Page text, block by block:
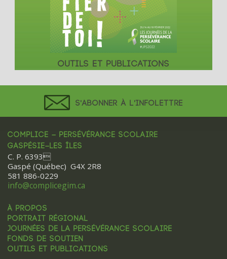
OUTILS ET PUBLICATIONS
S'ABONNER À L'INFOLETTRE
COMPLICE – PERSÉVÉRANCE SCOLAIRE
GASPÉSIE–LES ÎLES
C. P. 6393
Gaspé (Québec) G4X 2R8
581 886-0229
info@complicegim.ca
À PROPOS
PORTRAIT RÉGIONAL
JOURNÉES DE LA PERSÉVÉRANCE SCOLAIRE
FONDS DE SOUTIEN
OUTILS ET PUBLICATIONS